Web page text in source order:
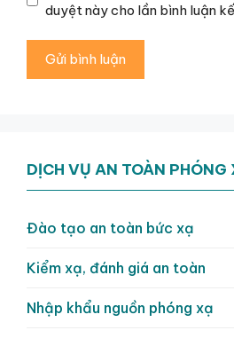
duyệt này cho lần bình luận
DỊCH VỤ AN TOÀN
Đào tạo an toàn bức xạ
Kiểm xạ, đánh giá an toàn
Nhập khẩu nguồn phóng xạ